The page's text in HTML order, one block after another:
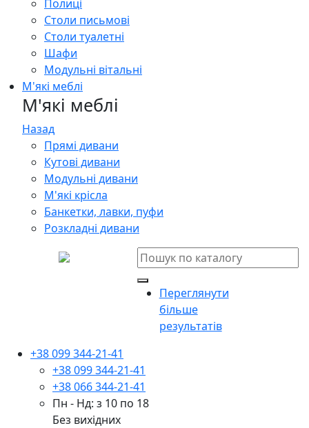
Полиці
Столи письмові
Столи туалетні
Шафи
Модульні вітальні
М'які меблі
М'які меблі
Назад
Прямі дивани
Кутові дивани
Модульні дивани
М'які крісла
Банкетки, лавки, пуфи
Розкладні дивани
Переглянути
більше
результатів
+38 099 344-21-41
+38 099 344-21-41
+38 066 344-21-41
Пн - Нд: з 10 по 18
Без вихідних